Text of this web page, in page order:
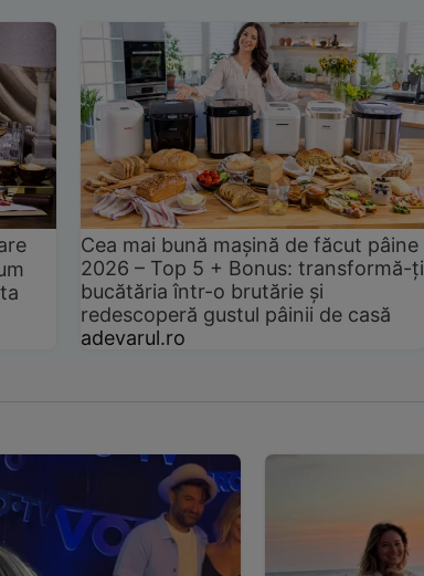
Cea mai bună mașină de făcut pâine
2026 – Top 5 + Bonus: transformă-ți
bucătăria într-o brutărie și
redescoperă gustul pâinii de casă
adevarul.ro